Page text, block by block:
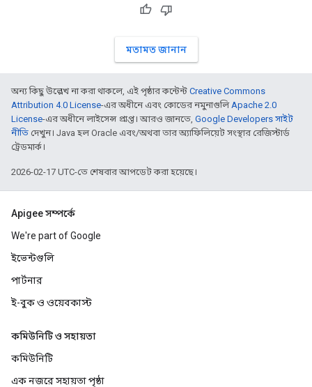
মতামত জানান
অন্য কিছু উল্লেখ না করা থাকলে, এই পৃষ্ঠার কন্টেন্ট Creative Commons
Attribution 4.0 License-এর অধীনে এবং কোডের নমুনাগুলিApache 2.0
License-এর অধীনে লাইসেন্স প্রাপ্ত। আরও জানতে, Google Developers সাইট
নীতি দেখুন। Java হল Oracle এবং/অথবা তার অ্যাফিলিয়েট সংস্থার রেজিস্টার্ড
ট্রেডমার্ক।
2026-02-17 UTC-তে শেষবার আপডেট করা হয়েছে।
Apigee সম্পর্কে
We're part of Google
ইভেন্টগুলি
পার্টনার
ই-বুক ও ওয়েবকাস্ট
কমিউনিটি ও সহায়তা
কমিউনিটি
এক নজরে সহায়তা পৃষ্ঠা